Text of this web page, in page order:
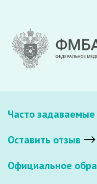
Часто
Оставить отзыв
Официальное